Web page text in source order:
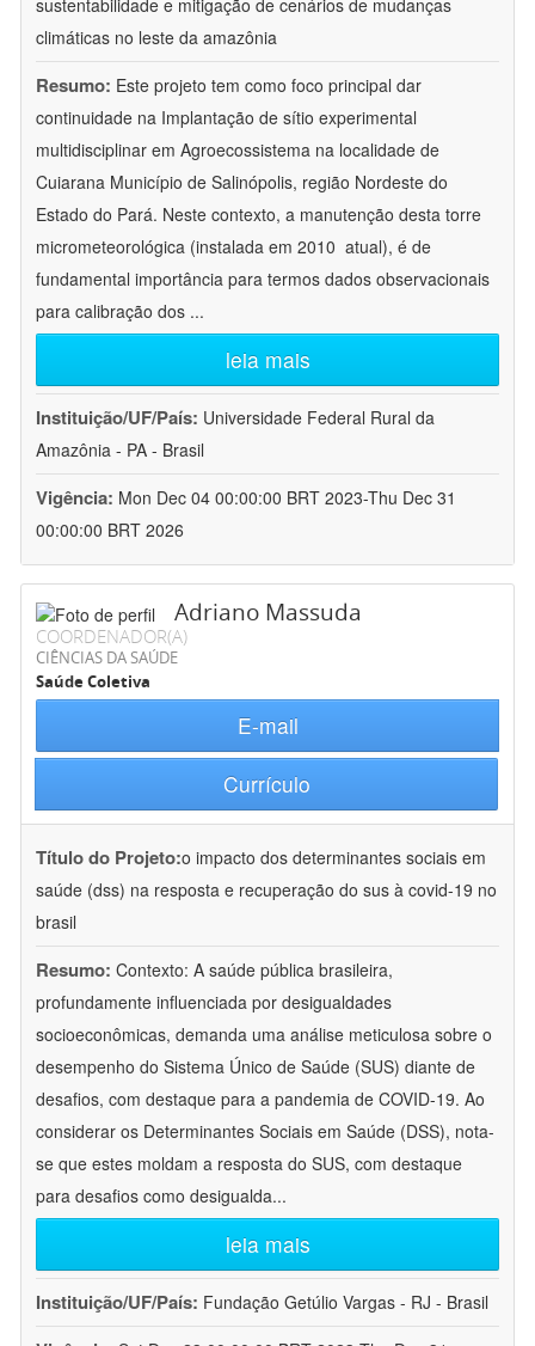
sustentabilidade e mitigação de cenários de mudanças
climáticas no leste da amazônia
Resumo: Este projeto tem como foco principal dar
continuidade na Implantação de sítio experimental
multidisciplinar em Agroecossistema na localidade de
Cuiarana Município de Salinópolis, região Nordeste do
Estado do Pará. Neste contexto, a manutenção desta torre
micrometeorológica (instalada em 2010  atual), é de
fundamental importância para termos dados observacionais
para calibração dos ...
leia mais
Instituição/UF/País: Universidade Federal Rural da
Amazônia - PA - Brasil
Vigência: Mon Dec 04 00:00:00 BRT 2023-Thu Dec 31
00:00:00 BRT 2026
Adriano Massuda
COORDENADOR(A)
CIÊNCIAS DA SAÚDE
Saúde Coletiva
E-mail
Currículo
Título do Projeto:o impacto dos determinantes sociais em
saúde (dss) na resposta e recuperação do sus à covid-19 no
brasil
Resumo: Contexto: A saúde pública brasileira,
profundamente influenciada por desigualdades
socioeconômicas, demanda uma análise meticulosa sobre o
desempenho do Sistema Único de Saúde (SUS) diante de
desafios, com destaque para a pandemia de COVID-19. Ao
considerar os Determinantes Sociais em Saúde (DSS), nota-
se que estes moldam a resposta do SUS, com destaque
para desafios como desigualda...
leia mais
Instituição/UF/País: Fundação Getúlio Vargas - RJ - Brasil